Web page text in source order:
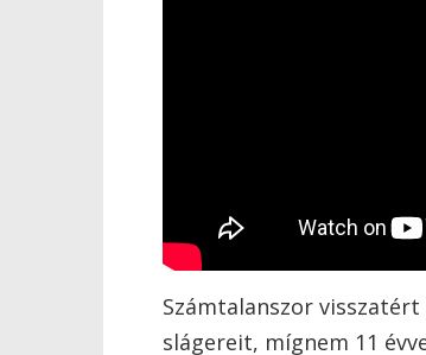
Számtalanszor
slágereit, mígnem 11